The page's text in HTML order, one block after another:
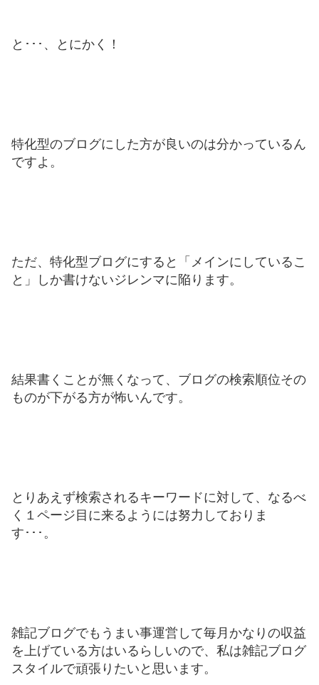
と･･･、とにかく！
特化型のブログにした方が良いのは分かっているん
ですよ。
ただ、特化型ブログにすると「メインにしているこ
と」しか書けないジレンマに陥ります。
結果書くことが無くなって、ブログの検索順位その
ものが下がる方が怖いんです。
とりあえず検索されるキーワードに対して、なるべ
く１ページ目に来るようには努力しておりま
す･･･。
雑記ブログでもうまい事運営して毎月かなりの収益
を上げている方はいるらしいので、私は雑記ブログ
スタイルで頑張りたいと思います。